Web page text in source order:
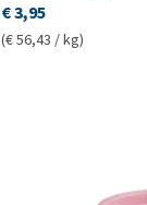
€ 3,95
(€ 56,43 / kg)